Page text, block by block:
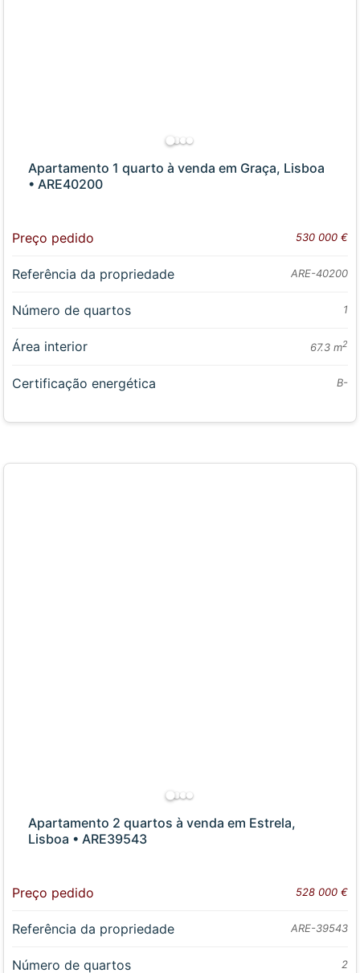
Apartamento 1 quarto à venda em Graça, Lisboa
• ARE40200
Preço pedido 530 000 €
Referência da propriedade ARE-40200
Número de quartos 1
Área interior 67.3 m2
Certificação energética B-
Apartamento 2 quartos à venda em Estrela,
Lisboa • ARE39543
Preço pedido 528 000 €
Referência da propriedade ARE-39543
Número de quartos 2